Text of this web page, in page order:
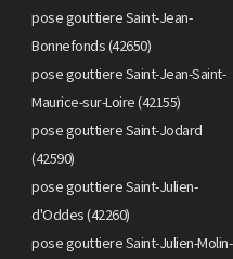
pose gouttiere Saint-Jean-
Bonnefonds (42650)
pose gouttiere Saint-Jean-Saint-
Maurice-sur-Loire (42155)
pose gouttiere Saint-Jodard
(42590)
pose gouttiere Saint-Julien-
d'Oddes (42260)
pose gouttiere Saint-Julien-Molin-